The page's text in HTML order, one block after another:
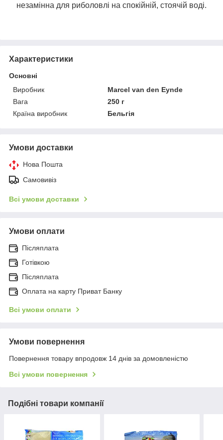
незамінна для риболовлі на спокійній, стоячій воді.
Характеристики
Основні
Виробник
Marcel van den Eynde
Вага
250 г
Країна виробник
Бельгія
Умови доставки
Нова Пошта
Самовивіз
Всі умови доставки
Умови оплати
Післяплата
Готівкою
Післяплата
Оплата на карту Приват Банку
Всі умови оплати
Умови повернення
Повернення товару впродовж 14 днів за домовленістю
Всі умови повернення
Подібні товари компанії